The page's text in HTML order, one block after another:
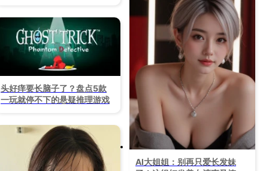
AI大姐姐：别再只爱长发妹
头好痒要长脑子了？盘点5款
一玩就停不下的悬疑推理游戏